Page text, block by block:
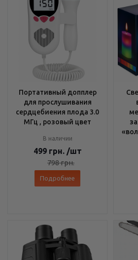
Портативный допплер
для прослушивания
сердцебиения плода 3.0
МГц , розовый цвет
В наличии
499 грн. /шт
798грн.
Подробнее